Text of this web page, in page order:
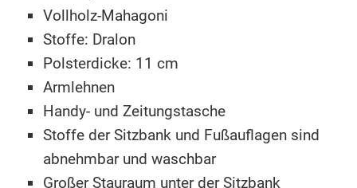
Vollholz-Mahagoni
Stoffe: Dralon
Polsterdicke: 11 cm
Armlehnen
Handy- und Zeitungstasche
Stoffe der Sitzbank und Fußauflagen sind
abnehmbar und waschbar
Großer Stauraum unter der Sitzbank